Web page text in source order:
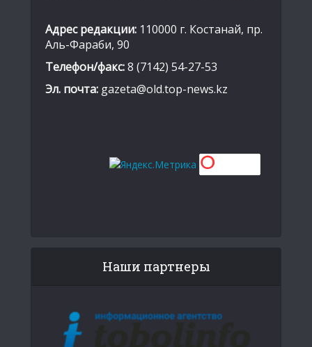
Адрес редакции: 110000 г. Костанай, пр.
Аль-Фараби, 90
Телефон/факс:8 (7142) 54-27-53
Эл. почта: gazeta@old.top-news.kz
Наши партнеры